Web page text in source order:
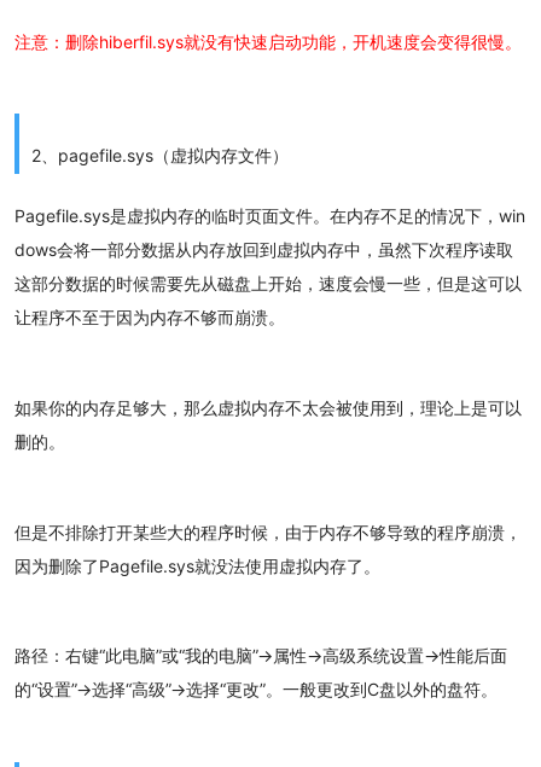
注意：删除hiberfil.sys就没有快速启动功能，开机速度会变得很慢。
2、pagefile.sys（虚拟内存文件）
Pagefile.sys是虚拟内存的临时页面文件。在内存不足的情况下，win
dows会将一部分数据从内存放回到虚拟内存中，虽然下次程序读取
这部分数据的时候需要先从磁盘上开始，速度会慢一些，但是这可以
让程序不至于因为内存不够而崩溃。
如果你的内存足够大，那么虚拟内存不太会被使用到，理论上是可以
删的。
但是不排除打开某些大的程序时候，由于内存不够导致的程序崩溃，
因为删除了Pagefile.sys就没法使用虚拟内存了。
路径：右键“此电脑”或“我的电脑”→属性→高级系统设置→性能后面
的“设置”→选择“高级”→选择“更改”。一般更改到C盘以外的盘符。